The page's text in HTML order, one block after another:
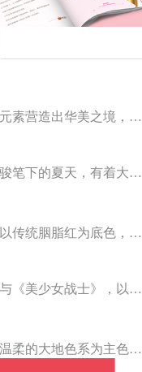
一场特别的新中式婚礼，融合中西不同元素营造出华美之境，有庄严浪漫的西式证婚，也有含蓄深情的中式感恩，从古典到现代，从前世到今生，爱，隽永铭刻。
整场婚礼以清爽夏日感为基调，像宫崎骏笔下的夏天，有着大朵大朵像棉花糖似的白云，有蔚蓝蔚蓝的天空和青绿青绿的草地，有着童话世界里干净纯洁的美好，有着日系画风下的治愈感。
一款国风韵味，撞色搭配的中式婚礼。以传统胭脂红为底色，黛蓝色花鸟点缀其中，热情的红色和低调的古风书画色相辅相成。
灵感来源于90后经典动漫《百变小樱》与《美少女战士》，以柔美梦幻的马卡龙色系为主色调，融合精灵萌宠与星星魔法阵等元素，为遗落凡间的公主搭建一个召唤王子的舞台。
灵感来源于几何线条的不对称美感，以温柔的大地色系为主色调，空间上，利用几何线条进行完美切割，配以柔和色系的花艺点缀，构造了一个温馨柔和、清新复古的空间。